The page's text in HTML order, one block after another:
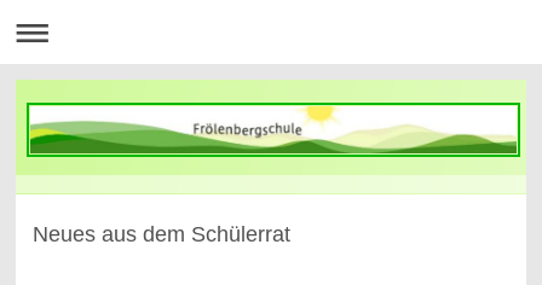
Neues aus dem Schülerrat